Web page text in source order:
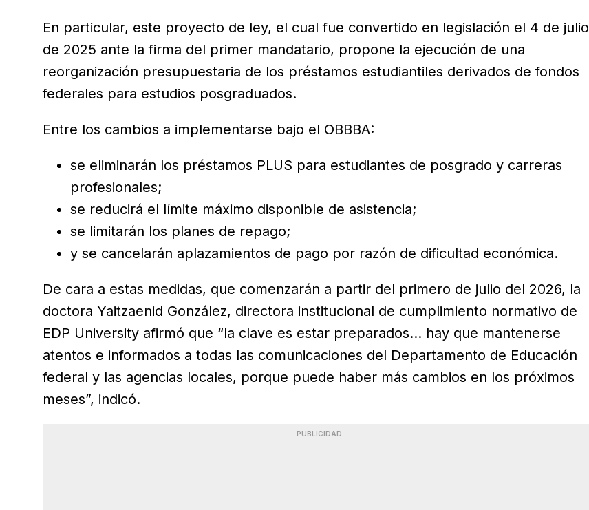
En particular, este proyecto de ley, el cual fue convertido en legislación el 4 de julio
de 2025 ante la firma del primer mandatario, propone la ejecución de una
reorganización presupuestaria de los préstamos estudiantiles derivados de fondos
federales para estudios posgraduados.
Entre los cambios a implementarse bajo el OBBBA:
se eliminarán los préstamos PLUS para estudiantes de posgrado y carreras
profesionales;
se reducirá el límite máximo disponible de asistencia;
se limitarán los planes de repago;
y se cancelarán aplazamientos de pago por razón de dificultad económica.
De cara a estas medidas, que comenzarán a partir del primero de julio del 2026, la
doctora Yaitzaenid González, directora institucional de cumplimiento normativo de
EDP University afirmó que “la clave es estar preparados… hay que mantenerse
atentos e informados a todas las comunicaciones del Departamento de Educación
federal y las agencias locales, porque puede haber más cambios en los próximos
meses”, indicó.
PUBLICIDAD